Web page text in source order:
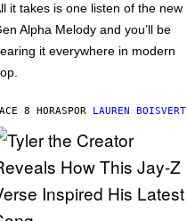
it takes is one listen of the new
Alpha Melody and you’ll be
it everywhere in modern
8 HORASPOR LAUREN BOISVERT